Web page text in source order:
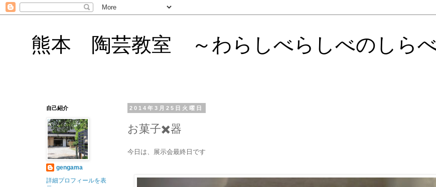
熊本 陶芸教室 ～わらしべらしべのしら
2014年3月25日火曜日
お菓子✖️器
今日は、展示会最終日です
自己紹介
gengama
詳細プロフィールを表